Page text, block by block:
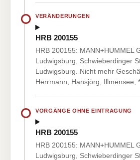
VERÄNDERUNGEN
HRB 200155
HRB 200155: MANN+HUMMEL
Ludwigsburg, Schwieberdinger
Ludwigsburg. Nicht mehr
Herrmann, Hansjörg, Illmensee,
VORGÄNGE OHNE EINTRAGUNG
HRB 200155
HRB 200155: MANN+HUMMEL
Ludwigsburg, Schwieberdinger